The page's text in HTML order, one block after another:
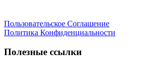
Пользовательское Соглашение
Политика Конфиденциальности
Полезные ссылки